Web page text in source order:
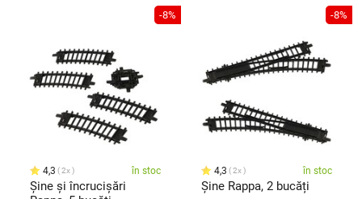
-8%
4,3 2x în stoc
Șine și încrucișări
-8%
4,3 2x în stoc
Șine Rappa, 2 bucăți